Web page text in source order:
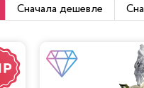
Сначала дешевле